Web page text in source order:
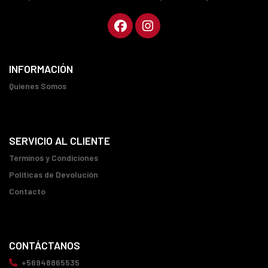
INFORMACIÓN
Quienes Somos
SERVICIO AL CLIENTE
Terminos y Condiciones
Políticas de Devolución
Contacto
CONTÁCTANOS
+56948865535